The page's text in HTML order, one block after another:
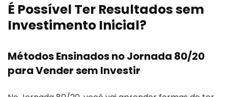
É Possível Ter Resultados sem
Investimento Inicial?
Métodos Ensinados no Jornada 80/20
para Vender sem Investir